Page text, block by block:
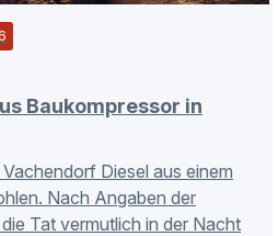
Baukompressor in
Diesel aus einem
Nach Angaben der
Tat vermutlich in der Nacht